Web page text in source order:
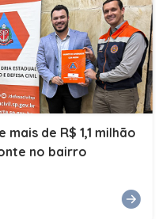
de R$ 1,1 milhão
no bairro